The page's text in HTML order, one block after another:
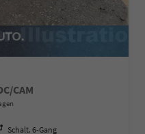
CAM
Schalt. 6-Gang